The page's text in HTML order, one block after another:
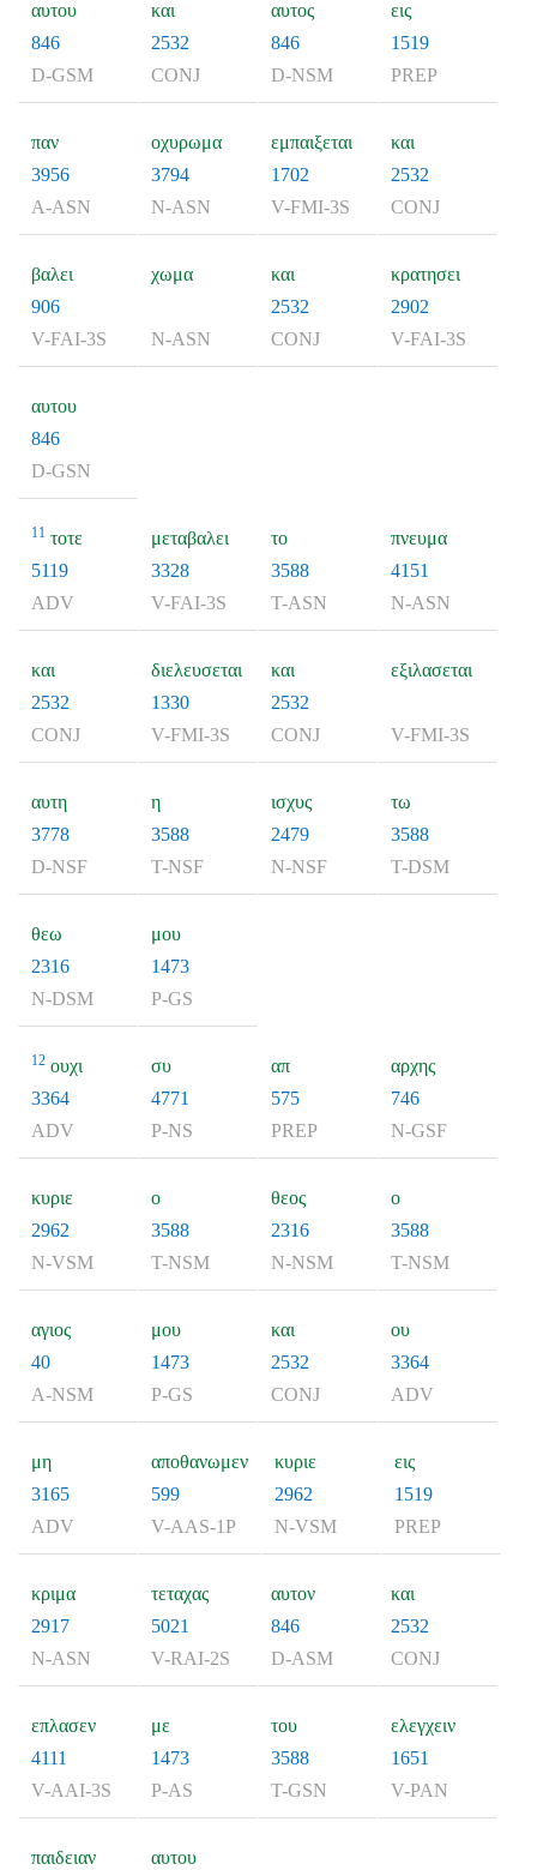
αυτου
846
D-GSM
και
2532
CONJ
αυτος
846
D-NSM
εις
1519
PREP
παν
3956
A-ASN
οχυρωμα
3794
N-ASN
εμπαιξεται
1702
V-FMI-3S
και
2532
CONJ
βαλει
906
V-FAI-3S
χωμα
N-ASN
και
2532
CONJ
κρατησει
2902
V-FAI-3S
αυτου
846
D-GSN
11 τοτε
5119
ADV
μεταβαλει
3328
V-FAI-3S
το
3588
T-ASN
πνευμα
4151
N-ASN
και
2532
CONJ
διελευσεται
1330
V-FMI-3S
και
2532
CONJ
εξιλασεται
V-FMI-3S
αυτη
3778
D-NSF
η
3588
T-NSF
ισχυς
2479
N-NSF
τω
3588
T-DSM
θεω
2316
N-DSM
μου
1473
P-GS
12 ουχι
3364
ADV
συ
4771
P-NS
απ
575
PREP
αρχης
746
N-GSF
κυριε
2962
N-VSM
ο
3588
T-NSM
θεος
2316
N-NSM
ο
3588
T-NSM
αγιος
40
A-NSM
μου
1473
P-GS
και
2532
CONJ
ου
3364
ADV
μη
3165
ADV
αποθανωμεν
599
V-AAS-1P
κυριε
2962
N-VSM
εις
1519
PREP
κριμα
2917
N-ASN
τεταχας
5021
V-RAI-2S
αυτον
846
D-ASM
και
2532
CONJ
επλασεν
4111
V-AAI-3S
με
1473
P-AS
του
3588
T-GSN
ελεγχειν
1651
V-PAN
παιδειαν
αυτου